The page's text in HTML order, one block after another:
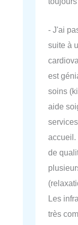
- J'ai
suite à
est
soins
aide
accueil.
de
Les
très